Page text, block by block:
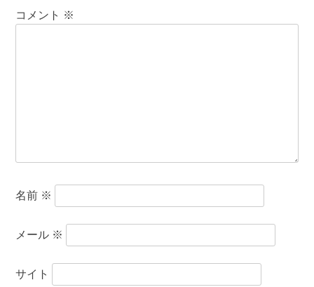
コメント ※
名前 ※
メール ※
サイト